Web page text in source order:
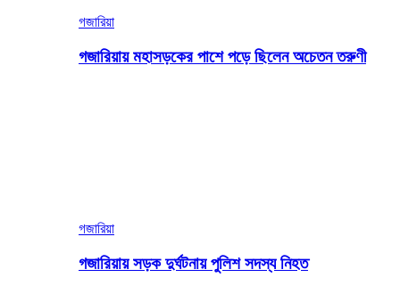
গজারিয়া
গজারিয়ায় মহাসড়কের পাশে পড়ে ছিলেন অচেতন তরুণী
গজারিয়া
গজারিয়ায় সড়ক দুর্ঘটনায় পুলিশ সদস্য নিহত